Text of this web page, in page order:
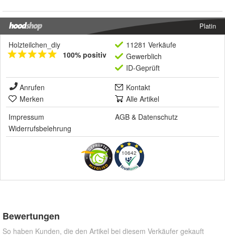
Platin
Holzteilchen_diy
100% positiv
11281 Verkäufe
Gewerblich
ID-Geprüft
Anrufen
Kontakt
Merken
Alle Artikel
Impressum
AGB & Datenschutz
Widerrufsbelehrung
10642
Bewertungen
So haben Kunden, die den Artikel bei diesem Verkäufer gekauft